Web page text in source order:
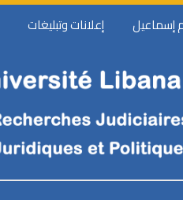
إسماعيل إعلانات وتبليغات